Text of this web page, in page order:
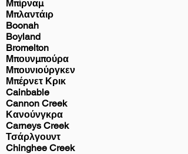
Μπίρναμ
Μπλαντάιρ
Boonah
Boyland
Bromelton
Μπουνμπούρα
Μπουνιούργκεν
Μπέρνετ Κρικ
Cainbable
Cannon Creek
Κανούνγκρα
Carneys Creek
Τσάρλγουντ
Chinghee Creek